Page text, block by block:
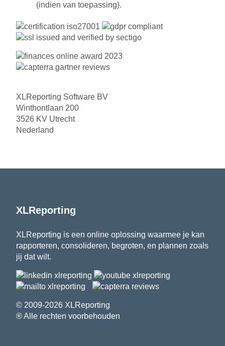
(indien van toepassing).
XLReporting Software BV
Winthontlaan 200
3526 KV Utrecht
Nederland
XLReporting
XLReporting is een online oplossing waarmee je kan
rapporteren, consolideren, begroten, en plannen zoals
jij dat wilt.
© 2009-2026 XLReporting
® Alle rechten voorbehouden